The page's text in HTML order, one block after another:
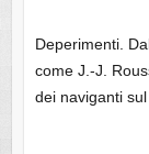
Deperimenti.
come J.-J.
dei naviganti